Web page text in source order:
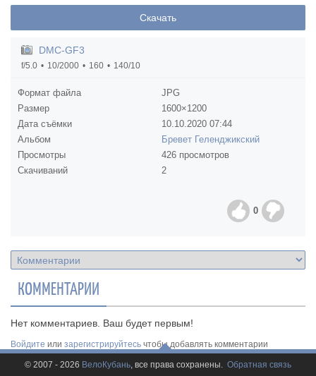
Скачать
DMC-GF3
f/5.0 10/2000 160 140/10
Формат файла
JPG
Размер
1600×1200
Дата съёмки
10.10.2020 07:44
Альбом
Бревет Геленджикский
Просмотры
426 просмотров
Скачиваний
2
0
КОММЕНТАРИИ
Нет комментариев. Ваш будет первым!
Войдите или зарегистрируйтесь чтобы добавлять комментарии
© 2007 - 2026 ВелоКубань, все права сохранены. Обратная связь